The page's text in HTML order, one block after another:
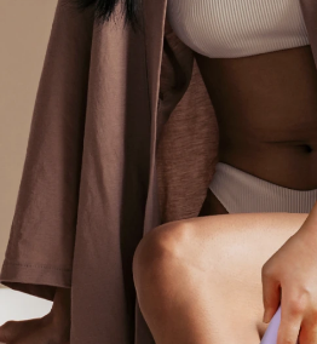
As
NOVIDADE
FAQ™ Pure Beauty-Tech
BREAKING NEWS
issa™ Teeth Whitening Set
Idioma
English Deutsch
Français
Italiano
Polski
Svenska
Türkçe
简体中文